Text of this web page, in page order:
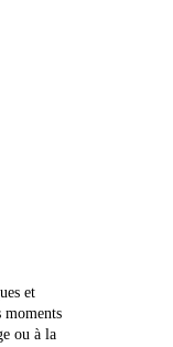
et
moments
ou à la